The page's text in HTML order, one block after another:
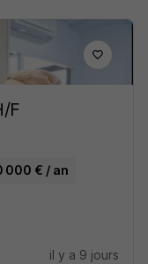
F
000 € / an
il y a 9 jours